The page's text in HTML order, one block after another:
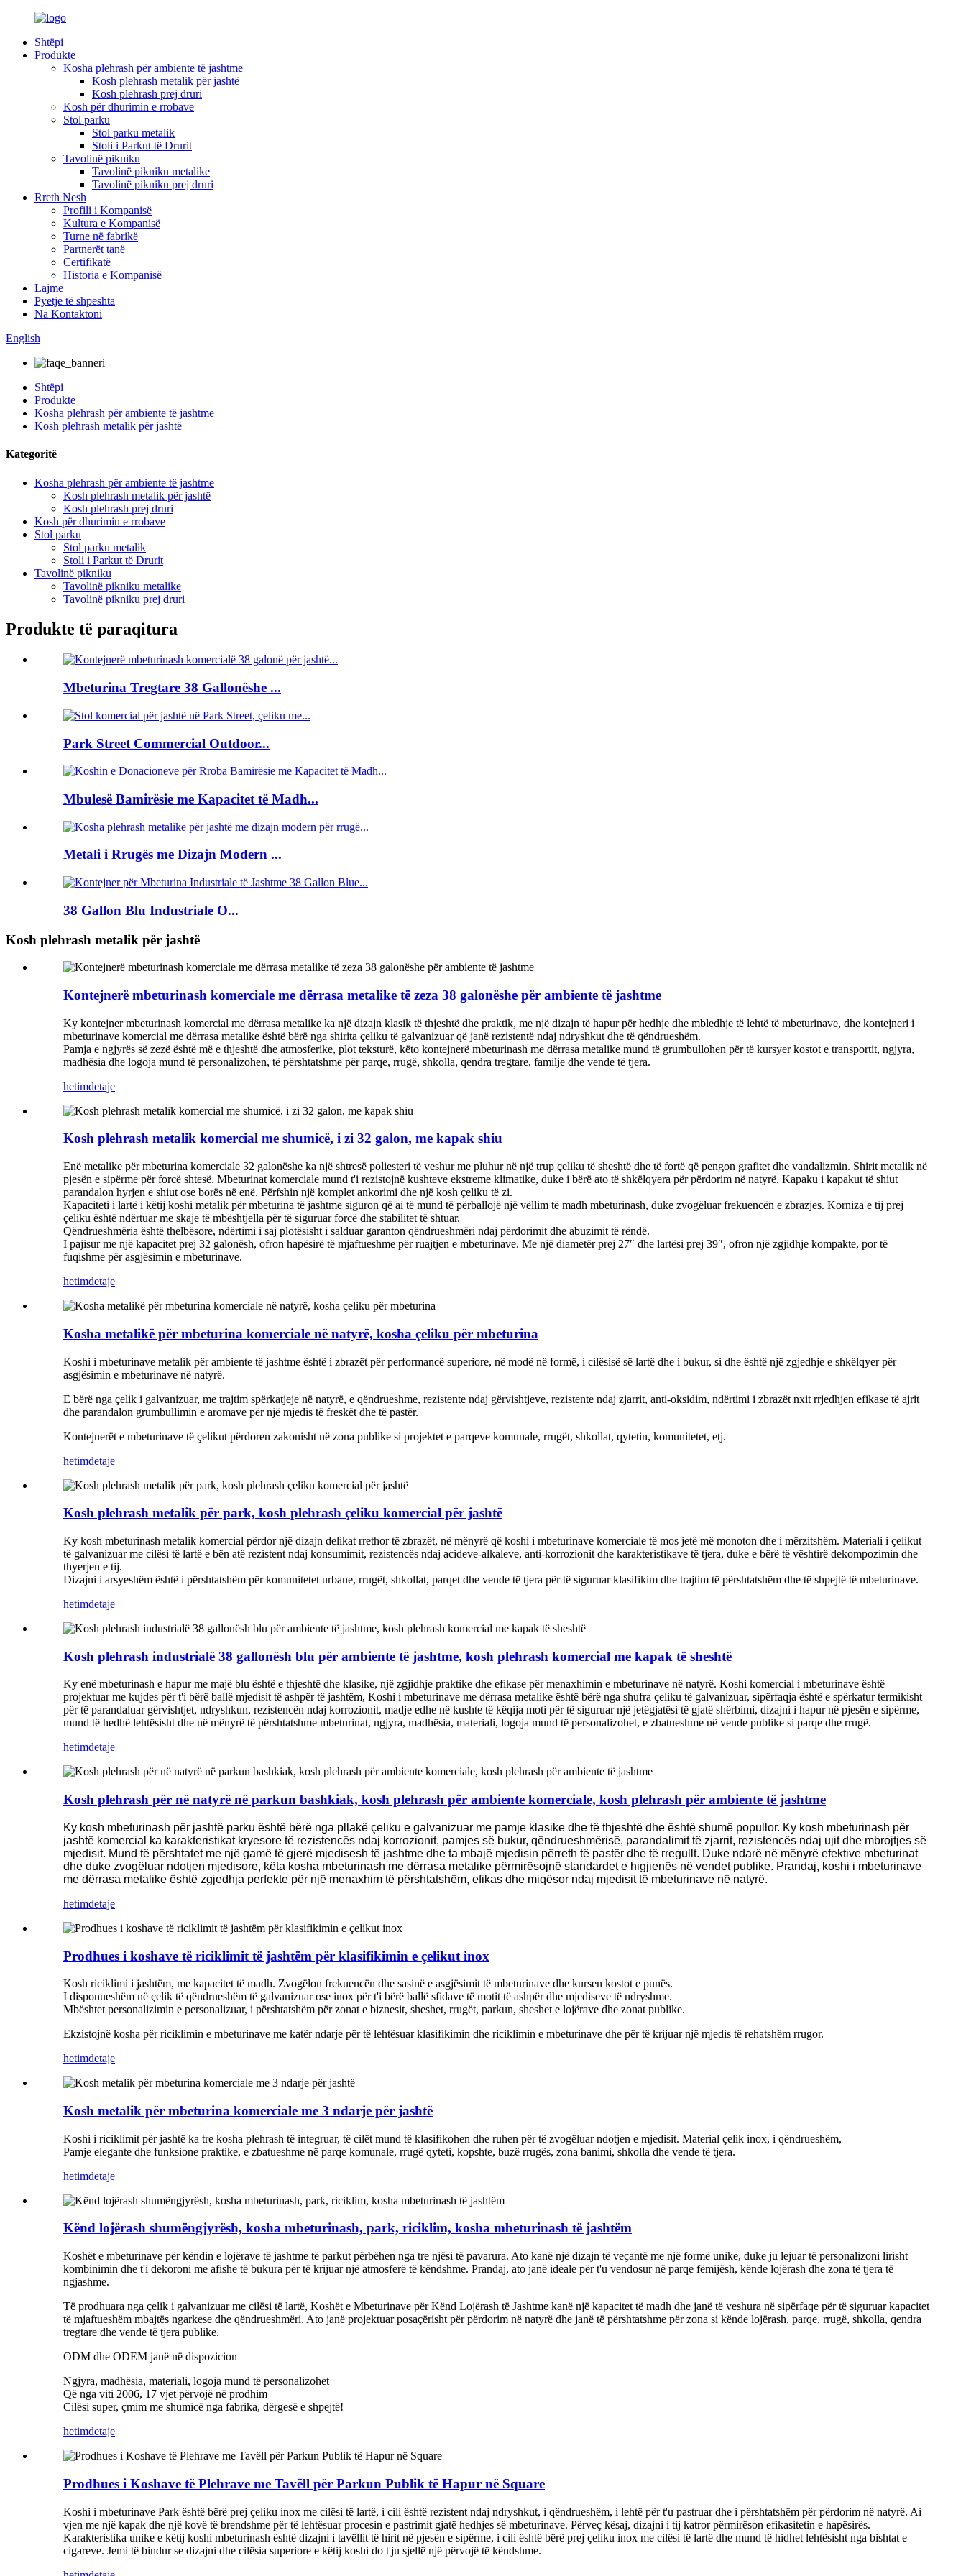
Shtëpi
Produkte
Kosha plehrash për ambiente të jashtme
Kosh plehrash metalik për jashtë
Kosh plehrash prej druri
Kosh për dhurimin e rrobave
Stol parku
Stol parku metalik
Stoli i Parkut të Drurit
Tavolinë pikniku
Tavolinë pikniku metalike
Tavolinë pikniku prej druri
Rreth Nesh
Profili i Kompanisë
Kultura e Kompanisë
Turne në fabrikë
Partnerët tanë
Certifikatë
Historia e Kompanisë
Lajme
Pyetje të shpeshta
Na Kontaktoni
English
Shtëpi
Produkte
Kosha plehrash për ambiente të jashtme
Kosh plehrash metalik për jashtë
Kategoritë
Kosha plehrash për ambiente të jashtme
Kosh plehrash metalik për jashtë
Kosh plehrash prej druri
Kosh për dhurimin e rrobave
Stol parku
Stol parku metalik
Stoli i Parkut të Drurit
Tavolinë pikniku
Tavolinë pikniku metalike
Tavolinë pikniku prej druri
Produkte të paraqitura
Mbeturina Tregtare 38 Gallonëshe ...
Park Street Commercial Outdoor...
Mbulesë Bamirësie me Kapacitet të Madh...
Metali i Rrugës me Dizajn Modern ...
38 Gallon Blu Industriale O...
Kosh plehrash metalik për jashtë
Kontejnerë mbeturinash komerciale me dërrasa metalike të zeza 38 galonëshe për ambiente të jashtme
Ky kontejner mbeturinash komercial me dërrasa metalike ka një dizajn klasik të thjeshtë dhe praktik, me një dizajn të hapur për hedhje dhe mbledhje të lehtë të mbeturinave, dhe kontejneri i
mbeturinave komercial me dërrasa metalike është bërë nga shirita çeliku të galvanizuar që janë rezistentë ndaj ndryshkut dhe të qëndrueshëm.
Pamja e ngjyrës së zezë është më e thjeshtë dhe atmosferike, plot teksturë, këto kontejnerë mbeturinash me dërrasa metalike mund të grumbullohen për të kursyer kostot e transportit, ngjyra,
madhësia dhe logoja mund të personalizohen, të përshtatshme për parqe, rrugë, shkolla, qendra tregtare, familje dhe vende të tjera.
hetimdetaje
Kosh plehrash metalik komercial me shumicë, i zi 32 galon, me kapak shiu
Enë metalike për mbeturina komerciale 32 galonëshe ka një shtresë poliesteri të veshur me pluhur në një trup çeliku të sheshtë dhe të fortë që pengon grafitet dhe vandalizmin. Shirit metalik në
pjesën e sipërme për forcë shtesë. Mbeturinat komerciale mund t'i rezistojnë kushteve ekstreme klimatike, duke i bërë ato të shkëlqyera për përdorim në natyrë. Kapaku i kapakut të shiut
parandalon hyrjen e shiut ose borës në enë. Përfshin një komplet ankorimi dhe një kosh çeliku të zi.
Kapaciteti i lartë i këtij koshi metalik për mbeturina të jashtme siguron që ai të mund të përballojë një vëllim të madh mbeturinash, duke zvogëluar frekuencën e zbrazjes. Korniza e tij prej
çeliku është ndërtuar me skaje të mbështjella për të siguruar forcë dhe stabilitet të shtuar.
Qëndrueshmëria është thelbësore, ndërtimi i saj plotësisht i salduar garanton qëndrueshmëri ndaj përdorimit dhe abuzimit të rëndë.
I pajisur me një kapacitet prej 32 galonësh, ofron hapësirë ​​të mjaftueshme për ruajtjen e mbeturinave. Me një diametër prej 27″ dhe lartësi prej 39″, ofron një zgjidhje kompakte, por të
fuqishme për asgjësimin e mbeturinave.
hetimdetaje
Kosha metalikë për mbeturina komerciale në natyrë, kosha çeliku për mbeturina
Koshi i mbeturinave metalik për ambiente të jashtme është i zbrazët për performancë superiore, në modë në formë, i cilësisë së lartë dhe i bukur, si dhe është një zgjedhje e shkëlqyer për
asgjësimin e mbeturinave në natyrë.
E bërë nga çelik i galvanizuar, me trajtim spërkatjeje në natyrë, e qëndrueshme, rezistente ndaj gërvishtjeve, rezistente ndaj zjarrit, anti-oksidim, ndërtimi i zbrazët nxit rrjedhjen efikase të ajrit
dhe parandalon grumbullimin e aromave për një mjedis të freskët dhe të pastër.
Kontejnerët e mbeturinave të çelikut përdoren zakonisht në zona publike si projektet e parqeve komunale, rrugët, shkollat, qytetin, komunitetet, etj.
hetimdetaje
Kosh plehrash metalik për park, kosh plehrash çeliku komercial për jashtë
Ky kosh mbeturinash metalik komercial përdor një dizajn delikat rrethor të zbrazët, në mënyrë që koshi i mbeturinave komerciale të mos jetë më monoton dhe i mërzitshëm. Materiali i çelikut
të galvanizuar me cilësi të lartë e bën atë rezistent ndaj konsumimit, rezistencës ndaj acideve-alkaleve, anti-korrozionit dhe karakteristikave të tjera, duke e bërë të vështirë dekompozimin dhe
thyerjen e tij.
Dizajni i arsyeshëm është i përshtatshëm për komunitetet urbane, rrugët, shkollat, parqet dhe vende të tjera për të siguruar klasifikim dhe trajtim të përshtatshëm dhe të shpejtë të mbeturinave.
hetimdetaje
Kosh plehrash industrialë 38 gallonësh blu për ambiente të jashtme, kosh plehrash komercial me kapak të sheshtë
Ky enë mbeturinash e hapur me majë blu është e thjeshtë dhe klasike, një zgjidhje praktike dhe efikase për menaxhimin e mbeturinave në natyrë. Koshi komercial i mbeturinave është
projektuar me kujdes për t'i bërë ballë mjedisit të ashpër të jashtëm, Koshi i mbeturinave me dërrasa metalike është bërë nga shufra çeliku të galvanizuar, sipërfaqja është e spërkatur termikisht
për të parandaluar gërvishtjet, ndryshkun, rezistencën ndaj korrozionit, madje edhe në kushte të këqija moti për të siguruar një jetëgjatësi të gjatë shërbimi, dizajni i hapur në pjesën e sipërme,
mund të hedhë lehtësisht dhe në mënyrë të përshtatshme mbeturinat, ngjyra, madhësia, materiali, logoja mund të personalizohet, e zbatueshme në vende publike si parqe dhe rrugë.
hetimdetaje
Kosh plehrash për në natyrë në parkun bashkiak, kosh plehrash për ambiente komerciale, kosh plehrash për ambiente të jashtme
Ky kosh mbeturinash për jashtë parku është bërë nga pllakë çeliku e galvanizuar me pamje klasike dhe të thjeshtë dhe është shumë popullor. Ky kosh mbeturinash për
jashtë komercial ka karakteristikat kryesore të rezistencës ndaj korrozionit, pamjes së bukur, qëndrueshmërisë, parandalimit të zjarrit, rezistencës ndaj ujit dhe mbrojtjes së
mjedisit. Mund të përshtatet me një gamë të gjerë mjedisesh të jashtme dhe ta mbajë mjedisin përreth të pastër dhe të rregullt. Duke ndarë në mënyrë efektive mbeturinat
dhe duke zvogëluar ndotjen mjedisore, këta kosha mbeturinash me dërrasa metalike përmirësojnë standardet e higjienës në vendet publike. Prandaj, koshi i mbeturinave
me dërrasa metalike është zgjedhja perfekte për një menaxhim të përshtatshëm, efikas dhe miqësor ndaj mjedisit të mbeturinave në natyrë.
hetimdetaje
Prodhues i koshave të riciklimit të jashtëm për klasifikimin e çelikut inox
Kosh riciklimi i jashtëm, me kapacitet të madh. Zvogëlon frekuencën dhe sasinë e asgjësimit të mbeturinave dhe kursen kostot e punës.
I disponueshëm në çelik të qëndrueshëm të galvanizuar ose inox për t'i bërë ballë sfidave të motit të ashpër dhe mjediseve të ndryshme.
Mbështet personalizimin e personalizuar, i përshtatshëm për zonat e biznesit, sheshet, rrugët, parkun, sheshet e lojërave dhe zonat publike.
Ekzistojnë kosha për riciklimin e mbeturinave me katër ndarje për të lehtësuar klasifikimin dhe riciklimin e mbeturinave dhe për të krijuar një mjedis të rehatshëm rrugor.
hetimdetaje
Kosh metalik për mbeturina komerciale me 3 ndarje për jashtë
Koshi i riciklimit për jashtë ka tre kosha plehrash të integruar, të cilët mund të klasifikohen dhe ruhen për të zvogëluar ndotjen e mjedisit. Material çelik inox, i qëndrueshëm,
Pamje elegante dhe funksione praktike, e zbatueshme në parqe komunale, rrugë qyteti, kopshte, buzë rrugës, zona banimi, shkolla dhe vende të tjera.
hetimdetaje
Kënd lojërash shumëngjyrësh, kosha mbeturinash, park, riciklim, kosha mbeturinash të jashtëm
Koshët e mbeturinave për këndin e lojërave të jashtme të parkut përbëhen nga tre njësi të pavarura. Ato kanë një dizajn të veçantë me një formë unike, duke ju lejuar të personalizoni lirisht
kombinimin dhe t'i dekoroni me afishe të bukura për të krijuar një atmosferë të këndshme. Prandaj, ato janë ideale për t'u vendosur në parqe fëmijësh, kënde lojërash dhe zona të tjera të
ngjashme.
Të prodhuara nga çelik i galvanizuar me cilësi të lartë, Koshët e Mbeturinave për Kënd Lojërash të Jashtme kanë një kapacitet të madh dhe janë të veshura në sipërfaqe për të siguruar kapacitet
të mjaftueshëm mbajtës ngarkese dhe qëndrueshmëri. Ato janë projektuar posaçërisht për përdorim në natyrë dhe janë të përshtatshme për zona si kënde lojërash, parqe, rrugë, shkolla, qendra
tregtare dhe vende të tjera publike.
ODM dhe ODEM janë në dispozicion
Ngjyra, madhësia, materiali, logoja mund të personalizohet
Që nga viti 2006, 17 vjet përvojë në prodhim
Cilësi super, çmim me shumicë nga fabrika, dërgesë e shpejtë!
hetimdetaje
Prodhues i Koshave të Plehrave me Tavëll për Parkun Publik të Hapur në Square
Koshi i mbeturinave Park është bërë prej çeliku inox me cilësi të lartë, i cili është rezistent ndaj ndryshkut, i qëndrueshëm, i lehtë për t'u pastruar dhe i përshtatshëm për përdorim në natyrë. Ai
vjen me një kapak dhe një kovë të brendshme për të lehtësuar procesin e pastrimit gjatë hedhjes së mbeturinave. Përveç kësaj, dizajni i tij katror përmirëson efikasitetin e hapësirës.
Karakteristika unike e këtij koshi mbeturinash është dizajni i tavëllit të hirit në pjesën e sipërme, i cili është bërë prej çeliku inox me cilësi të lartë dhe mund të hidhet lehtësisht nga bishtat e
cigareve. Jemi të bindur se dizajni dhe cilësia superiore e këtij koshi do t'ju sjellë një përvojë të këndshme.